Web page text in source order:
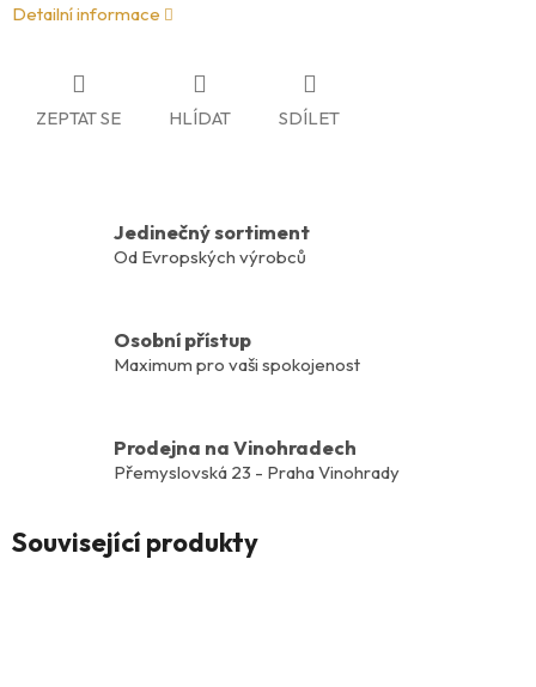
Detailní informace
ZEPTAT SE HLÍDAT SDÍLET
Jedinečný sortiment
Od Evropských výrobců
Osobní přístup
Maximum pro vaši spokojenost
Prodejna na Vinohradech
Přemyslovská 23 - Praha Vinohrady
Související produkty